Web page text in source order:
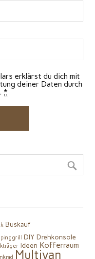
erklärst du dich mit
deiner Daten durch
*
Buskauf
DIY Drehkonsole
Ideen Kofferraum
Multivan